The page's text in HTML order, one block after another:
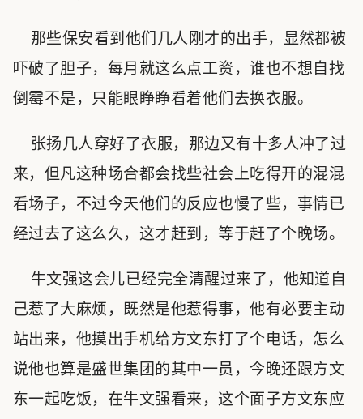
那些保安看到他们几人刚才的出手，显然都被
吓破了胆子，每月就这么点工资，谁也不想自找
倒霉不是，只能眼睁睁看着他们去换衣服。
张扬几人穿好了衣服，那边又有十多人冲了过
来，但凡这种场合都会找些社会上吃得开的混混
看场子，不过今天他们的反应也慢了些，事情已
经过去了这么久，这才赶到，等于赶了个晚场。
牛文强这会儿已经完全清醒过来了，他知道自
己惹了大麻烦，既然是他惹得事，他有必要主动
站出来，他摸出手机给方文东打了个电话，怎么
说他也算是盛世集团的其中一员，今晚还跟方文
东一起吃饭，在牛文强看来，这个面子方文东应